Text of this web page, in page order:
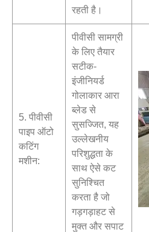
रहती है।
5. पीवीसी
पाइप ऑटो
कटिंग
मशीन:
पीवीसी सामग्री
के लिए तैयार
सटीक-
इंजीनियर्ड
गोलाकार आरा
ब्लेड से
सुसज्जित, यह
उल्लेखनीय
परिशुद्धता के
साथ ऐसे कट
सुनिश्चित
करता है जो
गड़गड़ाहट से
मुक्त और सपाट